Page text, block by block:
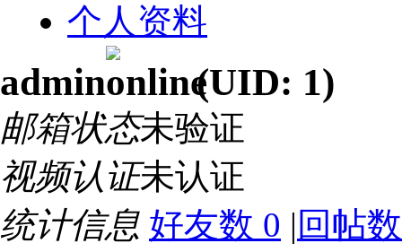
个人资料
admin (UID: 1)
邮箱状态未验证
视频认证未认证
统计信息 好友数 0 | 回帖